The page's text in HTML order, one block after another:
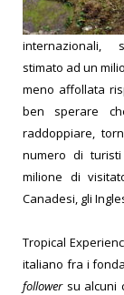
internazionali,
stimato ad un
meno affollata
ben sperare
raddoppiare,
numero di
milione di
Canadesi, gli
Tropical
italiano fra i
followersu alcuni